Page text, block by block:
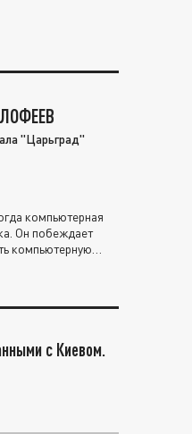
"Царьград"
компьютерная
Он побеждает
компьютерную
с Киевом.